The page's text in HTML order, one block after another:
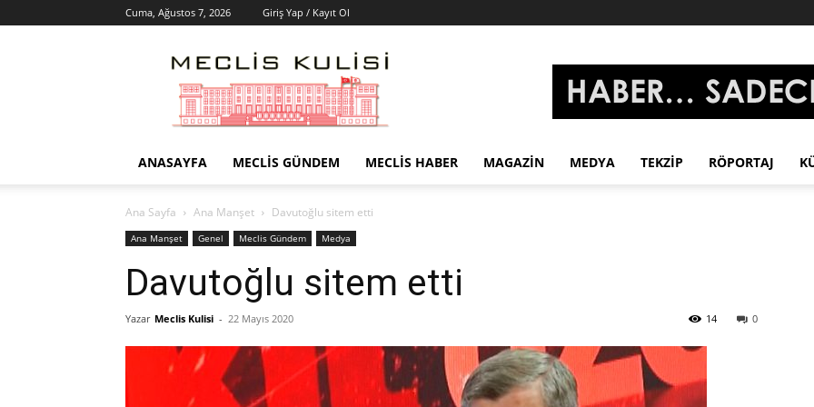
Cuma, Ağustos 7, 2026 Giriş Yap / Kayıt Ol
Meclis
Kulisi
–
Haber
ANASAYFA
MECLIS GÜNDEM MECLIS HABER MAGAZIN MEDYA TEKZIP RÖPORTAJ
Ana Sayfa Ana Manşet Davutoğlu sitem etti
Ana Manşet Genel Meclis Gündem Medya
Davutoğlu sitem etti
Yazar Meclis Kulisi - 22 Mayıs 2020 0
14